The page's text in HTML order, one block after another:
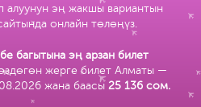
алуунун эң жакшы вариантын
онлайн төлөңүз.
багытына эң арзан билет
жерге билет Алматы —
жана баасы 25 136 сом.